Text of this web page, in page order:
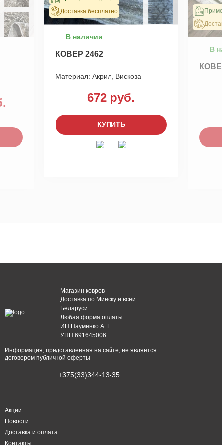
Доставка бесплатно
В наличии
КОВЕР 2462
Материал: Акрил, Вискоза
672 руб.
КУПИТЬ
В
Магазин ковров
Доставка по Минску и всей
Беларуси
Любая форма оплаты.
ИП Науменко А. Г.
УНП 691645006
Информация, представленная на сайте, не является
договором публичной оферты
+375(33)344-13-35
Акции
Новости
Доставка и оплата
Контакты